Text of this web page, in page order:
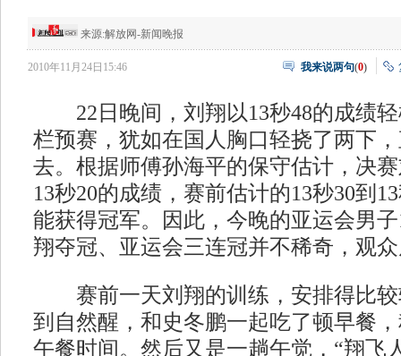
来源:解放网-新闻晚报
2010年11月24日15:46 我来说两句(0)
22日晚间，刘翔以13秒48的成绩轻
栏预赛，犹如在国人胸口轻挠了两下
去。根据师傅孙海平的保守估计，决
13秒20的成绩，赛前估计的13秒30到
能获得冠军。因此，今晚的亚运会男
翔夺冠、亚运会三连冠并不稀奇，观
赛前一天刘翔的训练，安排得比较
到自然醒，和史冬鹏一起吃了顿早餐
午餐时间。然后又是一趟午觉，“翔飞